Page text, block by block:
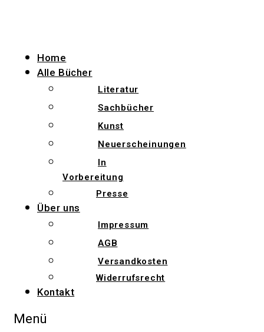
Home
Alle Bücher
Literatur
Sachbücher
Kunst
Neuerscheinungen
In
Vorbereitung
Presse
Über uns
Impressum
AGB
Versandkosten
Widerrufsrecht
Kontakt
Menü